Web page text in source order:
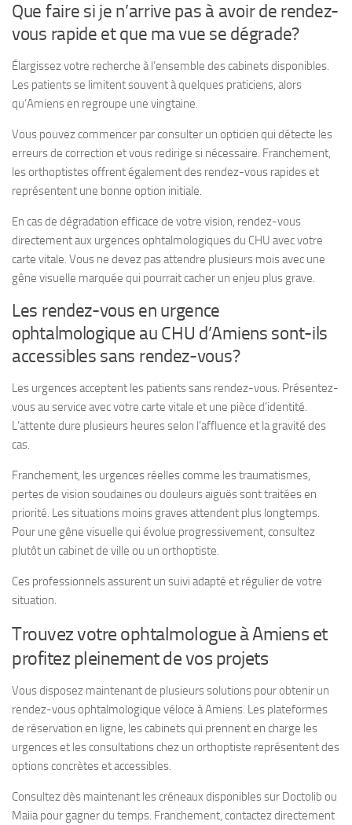
Que faire si je n’arrive pas à avoir de rendez-
vous rapide et que ma vue se dégrade?
Élargissez votre recherche à l’ensemble des cabinets disponibles.
Les patients se limitent souvent à quelques praticiens, alors
qu’Amiens en regroupe une vingtaine.
Vous pouvez commencer par consulter un opticien qui détecte les
erreurs de correction et vous redirige si nécessaire. Franchement,
les orthoptistes offrent également des rendez-vous rapides et
représentent une bonne option initiale.
En cas de dégradation efficace de votre vision, rendez-vous
directement aux urgences ophtalmologiques du CHU avec votre
carte vitale. Vous ne devez pas attendre plusieurs mois avec une
gêne visuelle marquée qui pourrait cacher un enjeu plus grave.
Les rendez-vous en urgence
ophtalmologique au CHU d’Amiens sont-ils
accessibles sans rendez-vous?
Les urgences acceptent les patients sans rendez-vous. Présentez-
vous au service avec votre carte vitale et une pièce d’identité.
L’attente dure plusieurs heures selon l’affluence et la gravité des
cas.
Franchement, les urgences réelles comme les traumatismes,
pertes de vision soudaines ou douleurs aiguës sont traitées en
priorité. Les situations moins graves attendent plus longtemps.
Pour une gêne visuelle qui évolue progressivement, consultez
plutôt un cabinet de ville ou un orthoptiste.
Ces professionnels assurent un suivi adapté et régulier de votre
situation.
Trouvez votre ophtalmologue à Amiens et
profitez pleinement de vos projets
Vous disposez maintenant de plusieurs solutions pour obtenir un
rendez-vous ophtalmologique véloce à Amiens. Les plateformes
de réservation en ligne, les cabinets qui prennent en charge les
urgences et les consultations chez un orthoptiste représentent des
options concrètes et accessibles.
Consultez dès maintenant les créneaux disponibles sur Doctolib ou
Maiia pour gagner du temps. Franchement, contactez directement